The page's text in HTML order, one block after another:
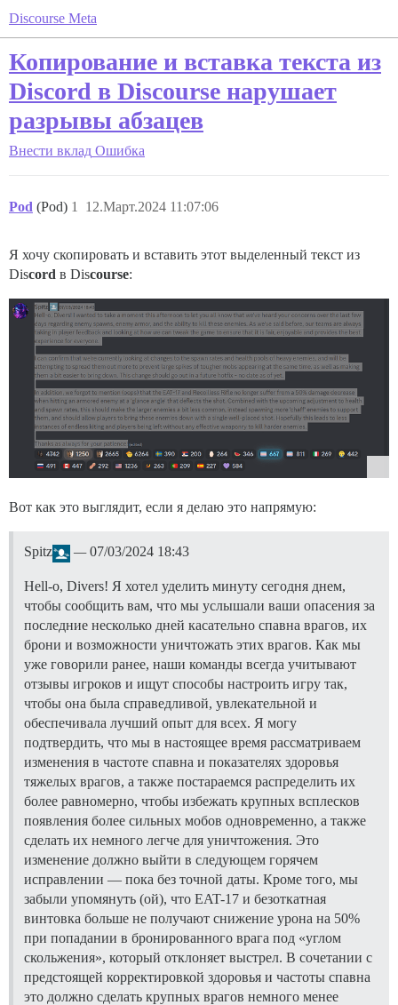
Discourse Meta
Копирование и вставка текста из
Discord в Discourse нарушает
разрывы абзацев
Внести вклад Ошибка
Pod (Pod) 12.Март.2024 11:07:06
1
Я хочу скопировать и вставить этот выделенный текст из
Discord в Discourse:
Вот как это выглядит, если я делаю это напрямую:
Spitz —07/03/2024 18:43
Hell-o, Divers! Я хотел уделить минуту сегодня днем,
чтобы сообщить вам, что мы услышали ваши опасения за
последние несколько дней касательно спавна врагов, их
брони и возможности уничтожать этих врагов. Как мы
уже говорили ранее, наши команды всегда учитывают
отзывы игроков и ищут способы настроить игру так,
чтобы она была справедливой, увлекательной и
обеспечивала лучший опыт для всех. Я могу
подтвердить, что мы в настоящее время рассматриваем
изменения в частоте спавна и показателях здоровья
тяжелых врагов, а также постараемся распределить их
более равномерно, чтобы избежать крупных всплесков
появления более сильных мобов одновременно, а также
сделать их немного легче для уничтожения. Это
изменение должно выйти в следующем горячем
исправлении — пока без точной даты. Кроме того, мы
забыли упомянуть (ой), что EAT-17 и безоткатная
винтовка больше не получают снижение урона на 50%
при попадании в бронированного врага под «углом
скольжения», который отклоняет выстрел. В сочетании с
предстоящей корректировкой здоровья и частоты спавна
это должно сделать крупных врагов немного менее